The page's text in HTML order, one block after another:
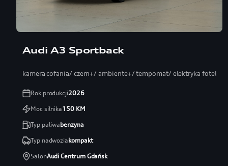
Audi A3 Sportback
kamera cofania/ czern+/ ambiente+/ tempomat/ elektryka fotel
Rok produkcji2026
Moc silnika150KM
Typ paliwabenzyna
Typ nadwoziakompakt
SalonAudi Centrum Gdańsk